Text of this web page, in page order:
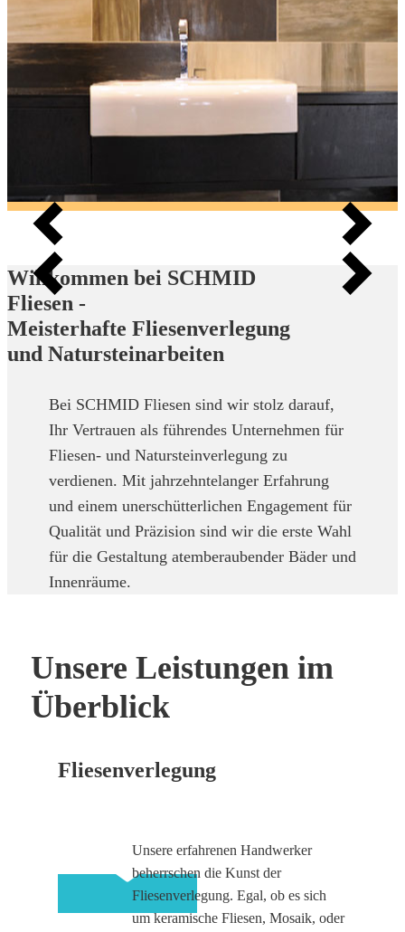
Willkommen bei SCHMID
Fliesen -
Meisterhafte Fliesenverlegung
und Natursteinarbeiten
Bei SCHMID Fliesen sind wir stolz darauf,
Ihr Vertrauen als führendes Unternehmen für
Fliesen- und Natursteinverlegung zu
verdienen. Mit jahrzehntelanger Erfahrung
und einem unerschütterlichen Engagement für
Qualität und Präzision sind wir die erste Wahl
für die Gestaltung atemberaubender Bäder und
Innenräume.
Unsere Leistungen im
Überblick
Fliesenverlegung
Unsere erfahrenen Handwerker
beherrschen die Kunst der
Fliesenverlegung. Egal, ob es sich
um keramische Fliesen, Mosaik, oder